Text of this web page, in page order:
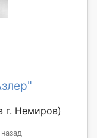
г. Немиров)